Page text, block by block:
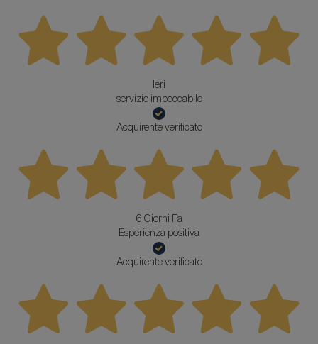
Ieri
servizio impeccabile
Acquirente verificato
6 Giorni Fa
Esperienza positiva
Acquirente verificato